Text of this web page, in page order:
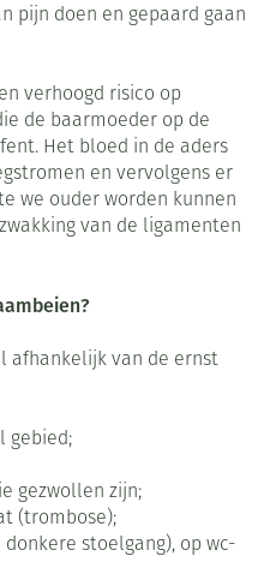
pijn doen en gepaard gaan
verhoogd risico op
de baarmoeder op de
Het bloed in de aders
en vervolgens er
we ouder worden kunnen
van de ligamenten
afhankelijk van de ernst
gebied;
gezwollen zijn;
(trombose);
stoelgang), op wc-